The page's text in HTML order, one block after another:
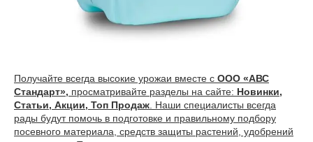
Получайте всегда высокие урожаи вместе с ООО «АВС
Стандарт», просматривайте разделы на сайте: Новинки,
Статьи, Акции, Топ Продаж . Наши специалисты всегда
рады будут помочь в подготовке и правильному подбору
посевного материала, средств защиты растений, удобрений